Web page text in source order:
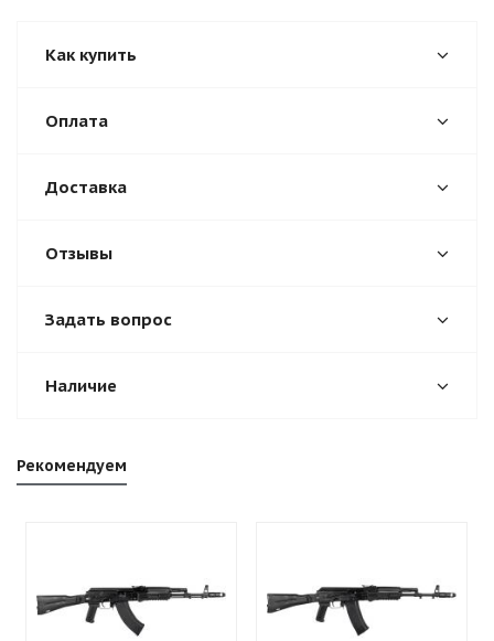
Как купить
Оплата
Доставка
Отзывы
Задать вопрос
Наличие
Рекомендуем